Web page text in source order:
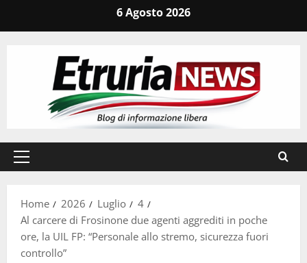
6 Agosto 2026
Menu
Home
2026 Luglio
4
Al carcere di Frosinone due agenti aggrediti in poche
ore, la UIL FP: “Personale allo stremo, sicurezza fuori
controllo”